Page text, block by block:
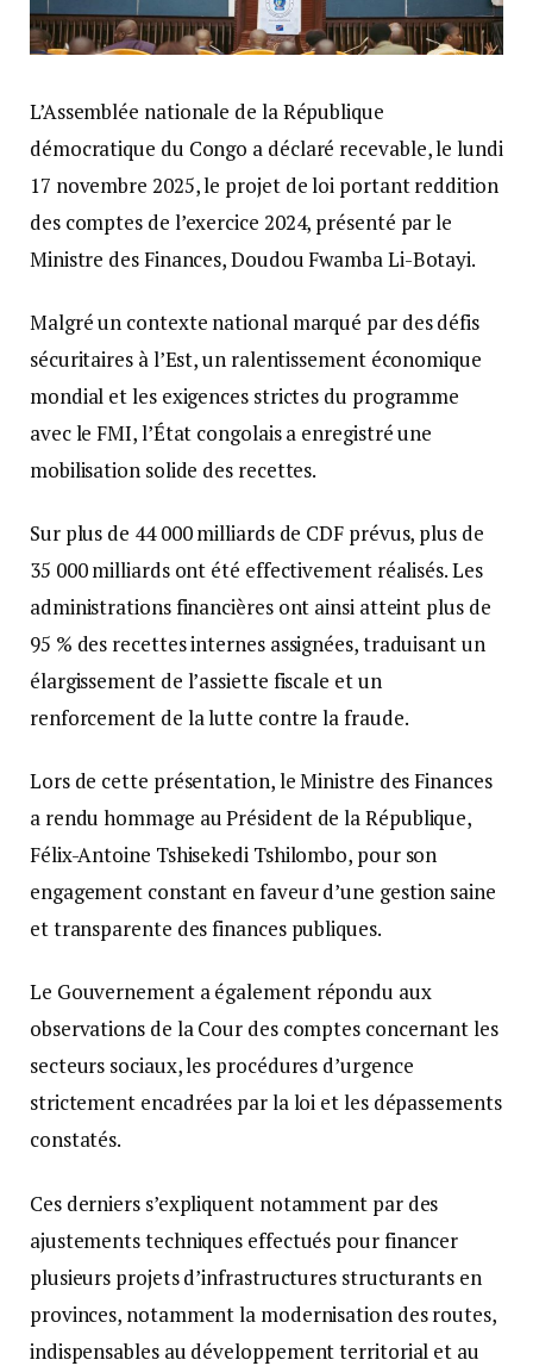
L’Assemblée nationale de la République
démocratique du Congo a déclaré recevable, le lundi
17 novembre 2025, le projet de loi portant reddition
des comptes de l’exercice 2024, présenté par le
Ministre des Finances, Doudou Fwamba Li-Botayi.
Malgré un contexte national marqué par des défis
sécuritaires à l’Est, un ralentissement économique
mondial et les exigences strictes du programme
avec le FMI, l’État congolais a enregistré une
mobilisation solide des recettes.
Sur plus de 44 000 milliards de CDF prévus, plus de
35 000 milliards ont été effectivement réalisés. Les
administrations financières ont ainsi atteint plus de
95 % des recettes internes assignées, traduisant un
élargissement de l’assiette fiscale et un
renforcement de la lutte contre la fraude.
Lors de cette présentation, le Ministre des Finances
a rendu hommage au Président de la République,
Félix-Antoine Tshisekedi Tshilombo, pour son
engagement constant en faveur d’une gestion saine
et transparente des finances publiques.
Le Gouvernement a également répondu aux
observations de la Cour des comptes concernant les
secteurs sociaux, les procédures d’urgence
strictement encadrées par la loi et les dépassements
constatés.
Ces derniers s’expliquent notamment par des
ajustements techniques effectués pour financer
plusieurs projets d’infrastructures structurants en
provinces, notamment la modernisation des routes,
indispensables au développement territorial et au